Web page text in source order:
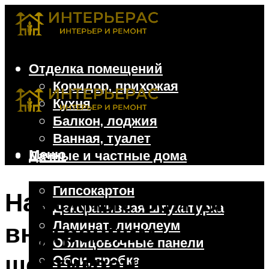
Отделка помещений
Коридор, прихожая
Кухня
Балкон, лоджия
Ванная, туалет
Дачные и частные дома
Гипсокартон
Декоративная штукатурка
Ламинат, линолеум
Облицовочные панели
Обои, пробка
Меню
Надежные болты с
внутренним